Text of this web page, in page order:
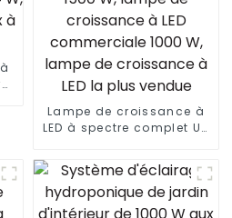
Lampe de croissance à
LED à spectre complet UV
1500 W, lampe de
croissance à LED
commerciale 1000 W,
lampe de croissance à